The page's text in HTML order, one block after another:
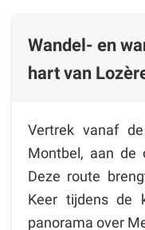
Wandel- en
hart van
Vertrek vanaf
Montbel, aan de
Deze route
Keer tijdens de
panorama over